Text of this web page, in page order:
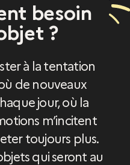
besoin
?
à la tentation
de nouveaux
jour, où la
m’incitent
toujours plus.
qui seront au